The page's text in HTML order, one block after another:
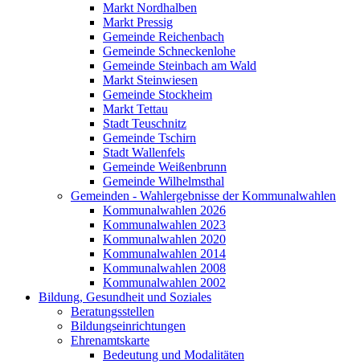
Markt Nordhalben
Markt Pressig
Gemeinde Reichenbach
Gemeinde Schneckenlohe
Gemeinde Steinbach am Wald
Markt Steinwiesen
Gemeinde Stockheim
Markt Tettau
Stadt Teuschnitz
Gemeinde Tschirn
Stadt Wallenfels
Gemeinde Weißenbrunn
Gemeinde Wilhelmsthal
Gemeinden - Wahlergebnisse der Kommunalwahlen
Kommunalwahlen 2026
Kommunalwahlen 2023
Kommunalwahlen 2020
Kommunalwahlen 2014
Kommunalwahlen 2008
Kommunalwahlen 2002
Bildung, Gesundheit und Soziales
Beratungsstellen
Bildungseinrichtungen
Ehrenamtskarte
Bedeutung und Modalitäten